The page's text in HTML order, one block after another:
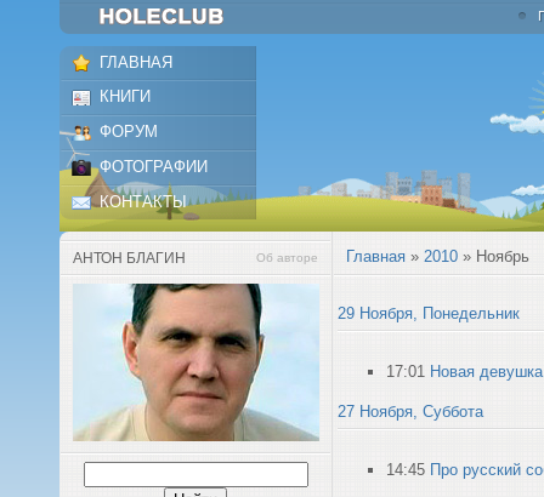
ГЛАВНАЯ
КНИГИ
ФОРУМ
ФОТОГРАФИИ
КОНТАКТЫ
АНТОН БЛАГИН Об авторе Главная » 2010 » Ноябрь
29 Ноября, Понедельник
17:01 Новая
27 Ноября, Суббота
14:45 Про русский